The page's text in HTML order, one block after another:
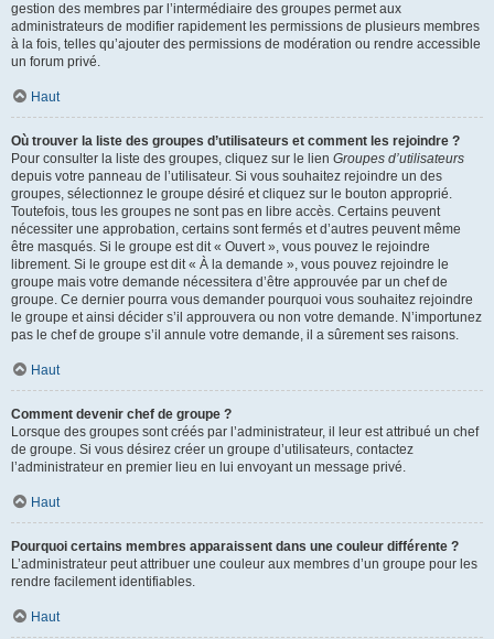
gestion des membres par l’intermédiaire des groupes permet aux
administrateurs de modifier rapidement les permissions de plusieurs membres
à la fois, telles qu’ajouter des permissions de modération ou rendre accessible
un forum privé.
Haut
Où trouver la liste des groupes d’utilisateurs et comment les rejoindre ?
Pour consulter la liste des groupes, cliquez sur le lien Groupes d’utilisateurs
depuis votre panneau de l’utilisateur. Si vous souhaitez rejoindre un des
groupes, sélectionnez le groupe désiré et cliquez sur le bouton approprié.
Toutefois, tous les groupes ne sont pas en libre accès. Certains peuvent
nécessiter une approbation, certains sont fermés et d’autres peuvent même
être masqués. Si le groupe est dit « Ouvert », vous pouvez le rejoindre
librement. Si le groupe est dit « À la demande », vous pouvez rejoindre le
groupe mais votre demande nécessitera d’être approuvée par un chef de
groupe. Ce dernier pourra vous demander pourquoi vous souhaitez rejoindre
le groupe et ainsi décider s’il approuvera ou non votre demande. N’importunez
pas le chef de groupe s’il annule votre demande, il a sûrement ses raisons.
Haut
Comment devenir chef de groupe ?
Lorsque des groupes sont créés par l’administrateur, il leur est attribué un chef
de groupe. Si vous désirez créer un groupe d’utilisateurs, contactez
l’administrateur en premier lieu en lui envoyant un message privé.
Haut
Pourquoi certains membres apparaissent dans une couleur différente ?
L’administrateur peut attribuer une couleur aux membres d’un groupe pour les
rendre facilement identifiables.
Haut